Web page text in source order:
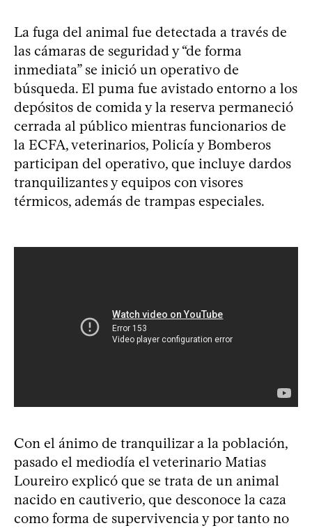
La fuga del animal fue detectada a través de
las cámaras de seguridad y “de forma
inmediata” se inició un operativo de
búsqueda. El puma fue avistado entorno a los
depósitos de comida y la reserva permaneció
cerrada al público mientras funcionarios de
la ECFA, veterinarios, Policía y Bomberos
participan del operativo, que incluye dardos
tranquilizantes y equipos con visores
térmicos, además de trampas especiales.
Con el ánimo de tranquilizar a la población,
pasado el mediodía el veterinario Matias
Loureiro explicó que se trata de un animal
nacido en cautiverio, que desconoce la caza
como forma de supervivencia y por tanto no